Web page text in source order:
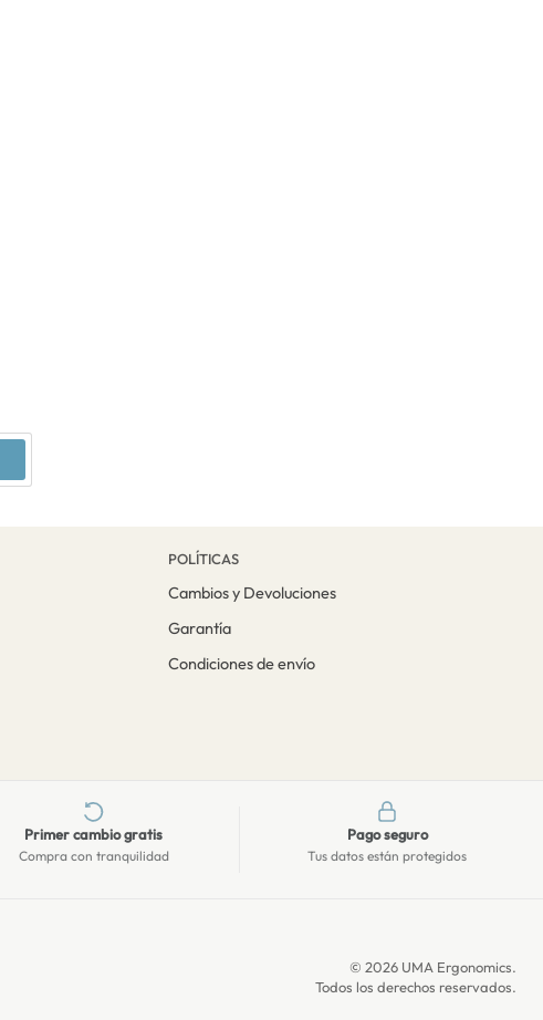
POLÍTICAS
Cambios y Devoluciones
Garantía
Condiciones de envío
Primer cambio gratis
Compra con tranquilidad
Pago seguro
Tus datos están protegidos
© 2026 UMA Ergonomics.
Todos los derechos reservados.